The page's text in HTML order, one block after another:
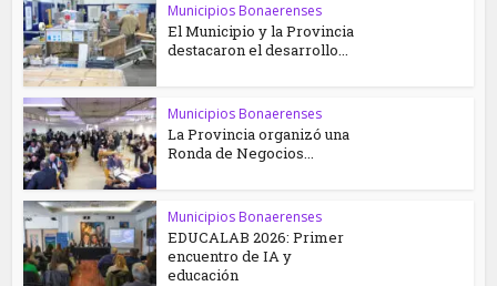
Municipios Bonaerenses
El Municipio y la Provincia
destacaron el desarrollo...
Municipios Bonaerenses
La Provincia organizó una
Ronda de Negocios...
Municipios Bonaerenses
EDUCALAB 2026: Primer
encuentro de IA y
educación